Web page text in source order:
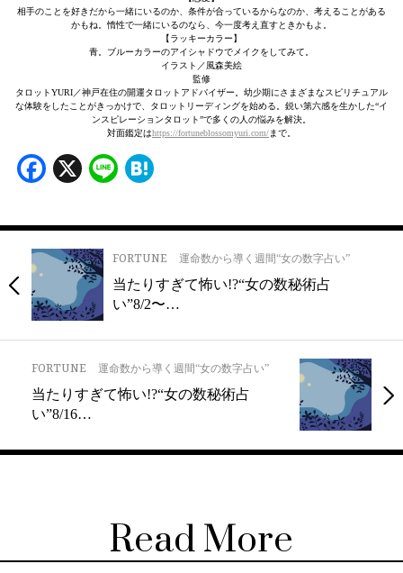
相手のことを好きだから一緒にいるのか、条件が合っているからなのか、考えることがある
かもね。惰性で一緒にいるのなら、今一度考え直すときかもよ。
【ラッキーカラー】
青。ブルーカラーのアイシャドウでメイクをしてみて。
イラスト／風森美絵
監修
タロットYURI／神戸在住の開運タロットアドバイザー。幼少期にさまざまなスピリチュアル
な体験をしたことがきっかけで、タロットリーディングを始める。鋭い第六感を生かした“イ
ンスピレーションタロット”で多くの人の悩みを解決。
対面鑑定はhttps://fortuneblossomyuri.com/まで。
Facebook
X Line
FORTUNE 運命数から導く週間“女の数字占い”
当たりすぎて怖い!?“女の数秘術占
い”8/2〜…
FORTUNE 運命数から導く週間“女の数字占い”
当たりすぎて怖い!?“女の数秘術占
い”8/16…
Read More